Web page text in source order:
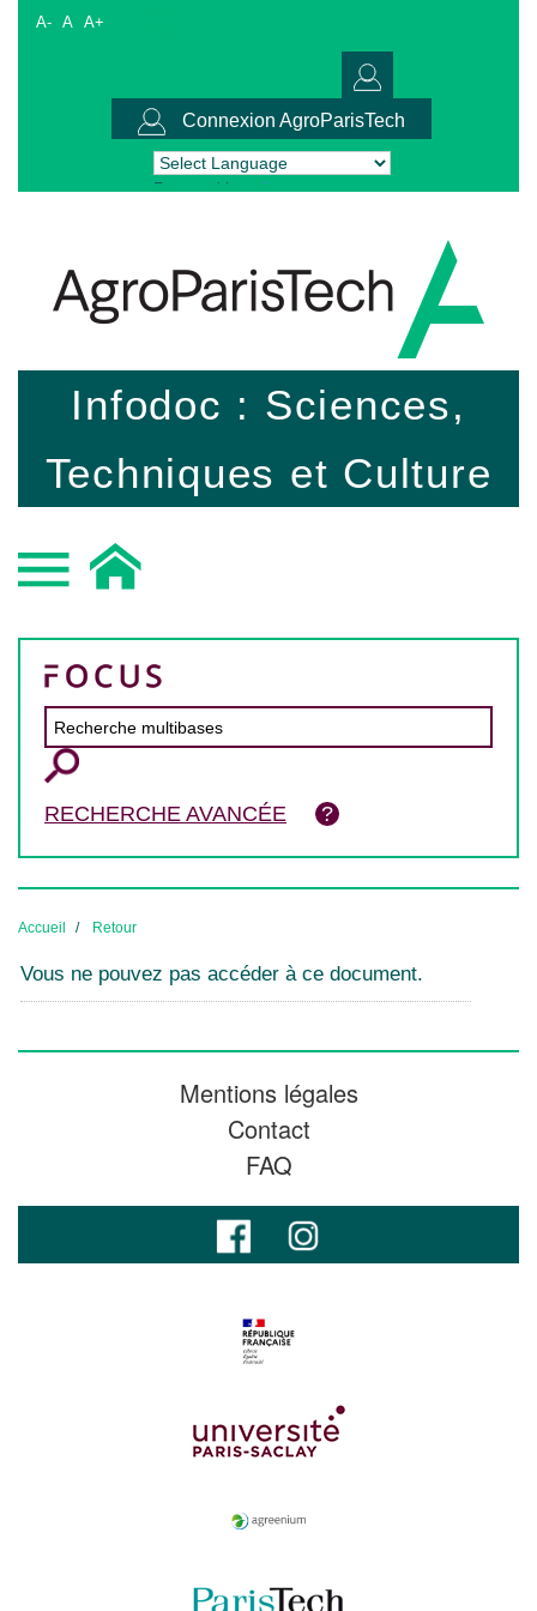
A- A A+
Connexion AgroParisTech
Powered by Translate
Infodoc : Sciences,
Techniques et Culture
RECHERCHE AVANCÉE
Accueil Retour
Vous ne pouvez pas accéder à ce document.
Mentions légales
Contact
FAQ